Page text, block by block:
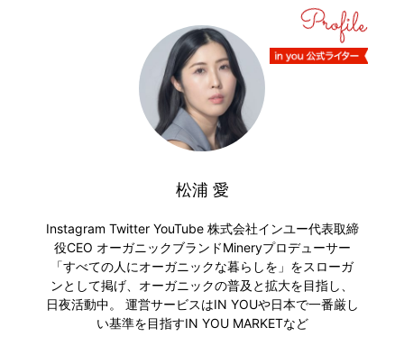
松浦 愛
Instagram Twitter YouTube株式会社インユー代表取締
役CEO オーガニックブランドMineryプロデューサー
「すべての人にオーガニックな暮らしを」をスローガ
ンとして掲げ、オーガニックの普及と拡大を目指し、
日夜活動中。 運営サービスはIN YOUや日本で一番厳し
い基準を目指すIN YOU MARKETなど